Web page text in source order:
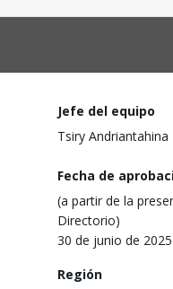
Jefe del equipo
Tsiry Andriantahina
Fecha de
(a partir de la
Directorio)
30 de junio de 2025
Región